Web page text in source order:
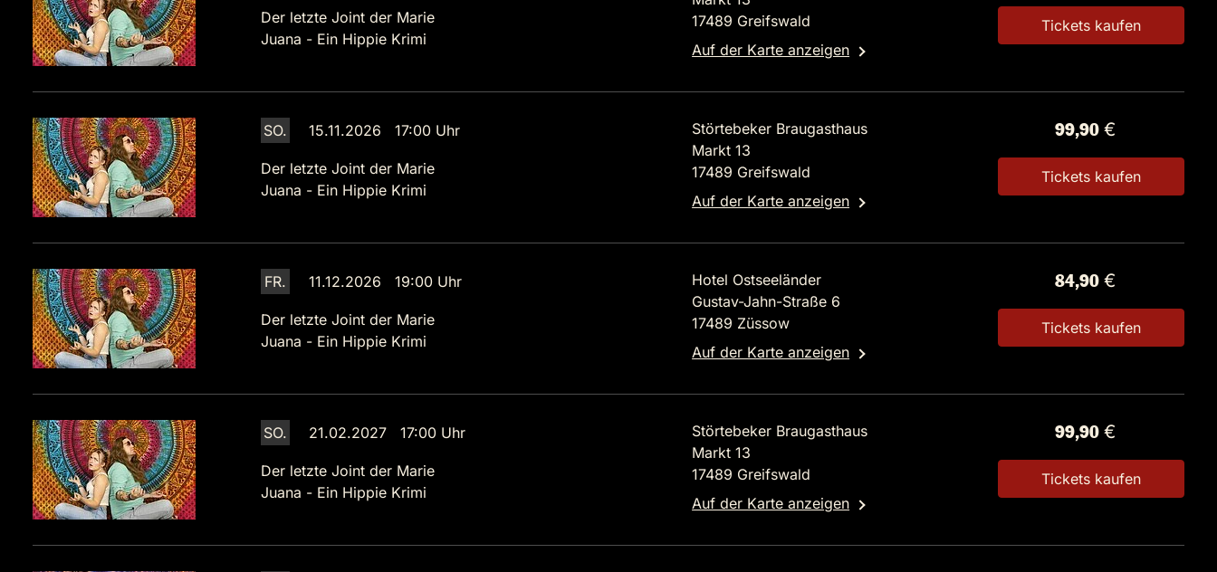
Der letzte Joint der Marie
Juana - Ein Hippie Krimi
17489 Greifswald
Auf der Karte anzeigen
Tickets kaufen
SO. 15.11.2026 17:00 Uhr
Der letzte Joint der Marie
Juana - Ein Hippie Krimi
Störtebeker Braugasthaus
Markt 13
17489 Greifswald
Auf der Karte anzeigen
99,90 €
Tickets kaufen
FR. 11.12.2026 19:00 Uhr
Der letzte Joint der Marie
Juana - Ein Hippie Krimi
Hotel Ostseeländer
Gustav-Jahn-Straße 6
17489 Züssow
Auf der Karte anzeigen
84,90 €
Tickets kaufen
SO. 21.02.2027 17:00 Uhr
Der letzte Joint der Marie
Juana - Ein Hippie Krimi
Störtebeker Braugasthaus
Markt 13
17489 Greifswald
Auf der Karte anzeigen
99,90 €
Tickets kaufen